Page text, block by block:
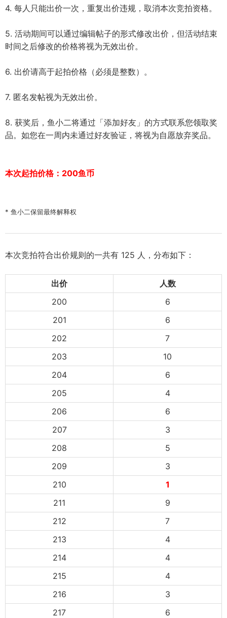
4. 每人只能出价一次，重复出价违规，取消本次竞拍资格。
5. 活动期间可以通过编辑帖子的形式修改出价，但活动结束
时间之后修改的价格将视为无效出价。
6. 出价请高于起拍价格（必须是整数）。
7. 匿名发帖视为无效出价。
8. 获奖后，鱼小二将通过「添加好友」的方式联系您领取奖
品。如您在一周内未通过好友验证，将视为自愿放弃奖品。
本次起拍价格：200鱼币
* 鱼小二保留最终解释权
本次竞拍符合出价规则的一共有 125 人，分布如下：
出价
人数
200
6
201
6
202
7
203
10
204
6
205
4
206
6
207
3
208
5
209
3
210
1
211
9
212
7
213
4
214
4
215
4
216
3
217
6